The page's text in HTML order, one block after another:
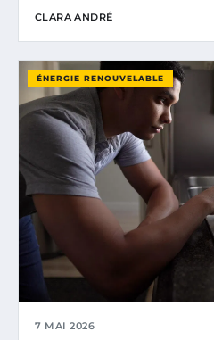
CLARA ANDRÉ
ÉNERGIE RENOUVELABLE
7 MAI 2026